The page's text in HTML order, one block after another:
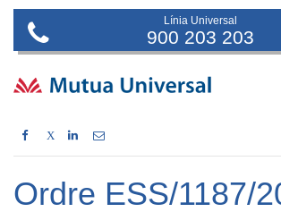
Línia Universal
900 203 203
X
Ordre ESS/1187/